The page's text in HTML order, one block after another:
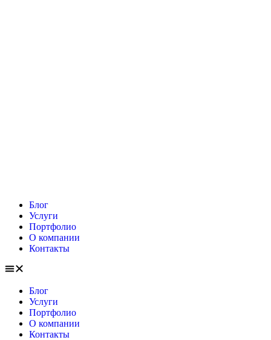
Блог
Услуги
Портфолио
О компании
Контакты
Блог
Услуги
Портфолио
О компании
Контакты